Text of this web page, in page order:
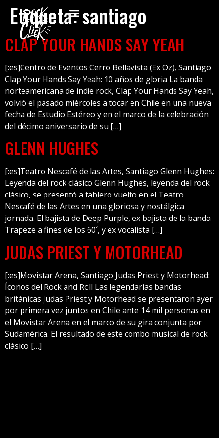
Etiqueta:santiago
CLAP YOUR HANDS SAY YEAH
[:es]Centro de Eventos Cerro Bellavista (Ex Oz), Santiago
Clap Your Hands Say Yeah: 10 años de gloria La banda
norteamericana de indie rock, Clap Your Hands Say Yeah,
volvió el pasado miércoles a tocar en Chile en una nueva
fecha de Estudio Estéreo y en el marco de la celebración
del décimo aniversario de su […]
GLENN HUGHES
[:es]Teatro Nescafé de las Artes, Santiago Glenn Hughes:
Leyenda del rock clásico Glenn Hughes, leyenda del rock
clásico, se presentó a tablero vuelto en el Teatro
Nescafé de las Artes en una gloriosa y nostálgica
jornada. El bajista de Deep Purple, ex bajista de la banda
Trapeze a fines de los 60´, y ex vocalista […]
JUDAS PRIEST Y MOTORHEAD
[:es]Movistar Arena, Santiago Judas Priest y Motorhead:
Íconos del Rock and Roll Las legendarias bandas
británicas Judas Priest y Motorhead se presentaron ayer
por primera vez juntos en Chile ante 14 mil personas en
el Movistar Arena en el marco de su gira conjunta por
Sudamérica. El resultado de este combo musical de rock
clásico […]